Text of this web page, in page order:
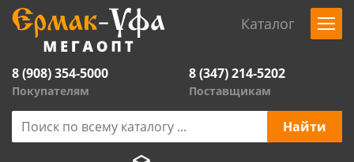
Каталог
8 (908) 354-5000
Покупателям
8 (347) 214-5202
Поставщикам